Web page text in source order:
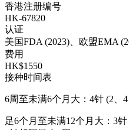
香港注册编号
HK-67820
认证
美国FDA (2023)、欧盟EMA
费用
HK$1550
接种时间表
6周至未满6个月大：4针 (2、
足6个月至未满12个月大：3